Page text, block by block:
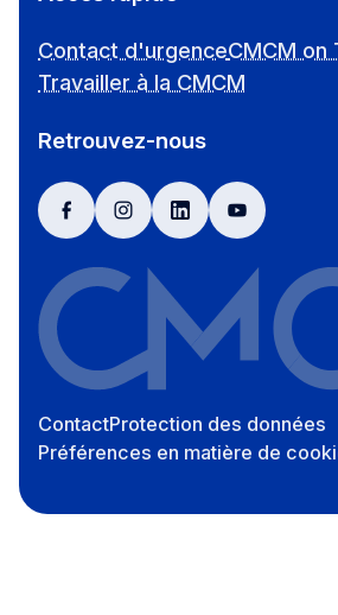
Contact d'urgenceCMCM on
Travailler à la CMCM
Retrouvez-nous
facebookinstagramlinkedinyoutube
ContactProtection des données
Préférences en matière de